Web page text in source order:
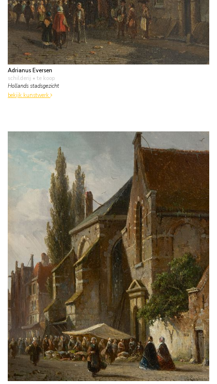
Adrianus Eversen
schilderij • te koop
Hollands stadsgezicht
bekijk kunstwerk